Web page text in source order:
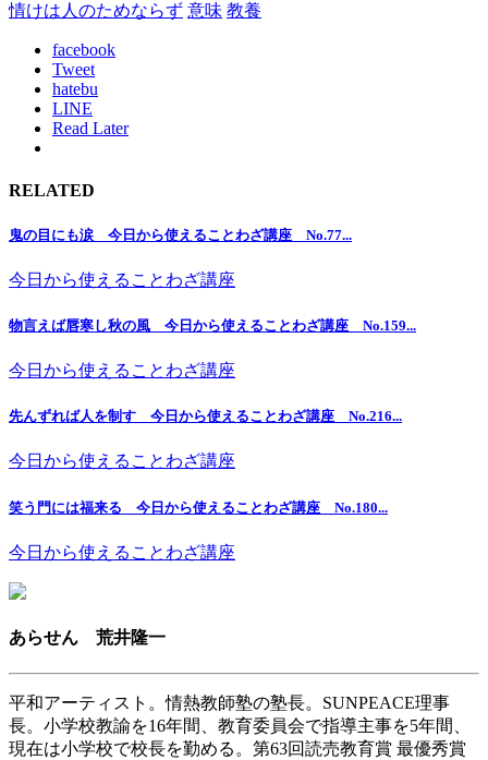
情けは人のためならず 意味 教養
facebook
Tweet
hatebu
LINE
Read Later
RELATED
鬼の目にも涙 今日から使えることわざ講座 No.77...
今日から使えることわざ講座
物言えば唇寒し秋の風 今日から使えることわざ講座 No.159...
今日から使えることわざ講座
先んずれば人を制す 今日から使えることわざ講座 No.216...
今日から使えることわざ講座
笑う門には福来る 今日から使えることわざ講座 No.180...
今日から使えることわざ講座
あらせん 荒井隆一
平和アーティスト。情熱教師塾の塾長。SUNPEACE理事
長。小学校教諭を16年間、教育委員会で指導主事を5年間、
現在は小学校で校長を勤める。第63回読売教育賞 最優秀賞